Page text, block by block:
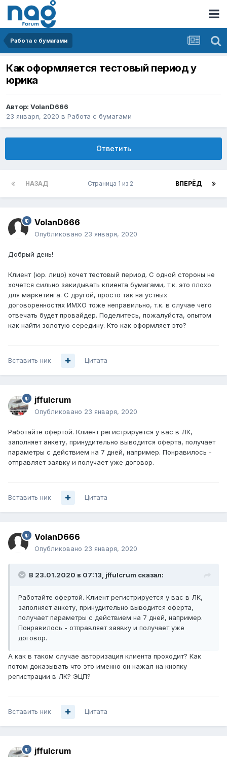
Работа с бумагами
Как оформляется тестовый период у
юрика
Автор: VolanD666
23 января, 2020 в Работа с бумагами
Ответить
НАЗАД ВПЕРЁД
Страница 1 из 2
VolanD666
Опубликовано 23 января, 2020
Добрый день!
Клиент (юр. лицо) хочет тестовый период. С одной стороны не
хочется сильно закидывать клиента бумагами, т.к. это плохо
для маркетинга. С другой, просто так на устных
договоренностях ИМХО тоже неправильно, т.к. в случае чего
отвечать будет провайдер. Поделитесь, пожалуйста, опытом
как найти золотую середину. Кто как оформляет это?
Вставить ник Цитата
jffulcrum
Опубликовано 23 января, 2020
Работайте офертой. Клиент регистрируется у вас в ЛК,
заполняет анкету, принудительно выводится оферта, получает
параметры с действием на 7 дней, например. Понравилось -
отправляет заявку и получает уже договор.
Вставить ник Цитата
VolanD666
Опубликовано 23 января, 2020
В 23.01.2020 в 07:13, jffulcrum сказал:
Работайте офертой. Клиент регистрируется у вас в ЛК,
заполняет анкету, принудительно выводится оферта,
получает параметры с действием на 7 дней, например.
Понравилось - отправляет заявку и получает уже
договор.
А как в таком случае авторизация клиента проходит? Как
потом доказывать что это именно он нажал на кнопку
регистрации в ЛК? ЭЦП?
Вставить ник Цитата
jffulcrum